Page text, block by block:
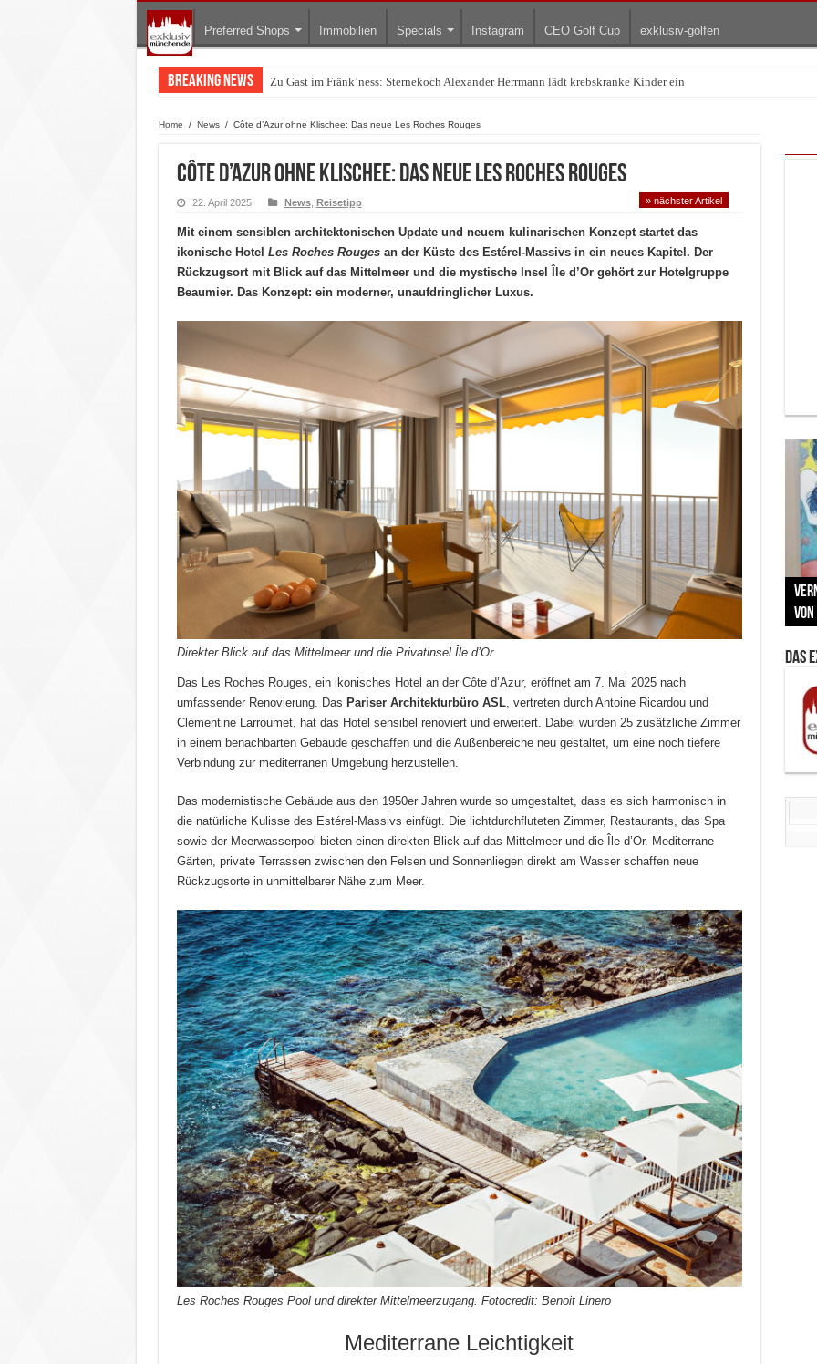
Preferred Shops Immobilien Specials Instagram CEO Golf Cup exklusiv-golfen
Breaking News Warum München gerade zum Treffpunkt der Lingerie-Branche wurde
Home / News / Côte d’Azur ohne Klischee: Das neue Les Roches Rouges
Côte d’Azur ohne Klischee: Das neue Les Roches Rouges
22. April 2025 News, Reisetipp » nächster Artikel
Mit einem sensiblen architektonischen Update und neuem kulinarischen Konzept startet das
ikonische Hotel Les Roches Rougesan der Küste des Estérel-Massivs in ein neues Kapitel. Der
Rückzugsort mit Blick auf das Mittelmeer und die mystische Insel Île d’Or gehört zur Hotelgruppe
Beaumier. Das Konzept: ein moderner, unaufdringlicher Luxus.
Direkter Blick auf das Mittelmeer und die Privatinsel Île d’Or.
Das Les Roches Rouges, ein ikonisches Hotel an der Côte d’Azur, eröffnet am 7. Mai 2025 nach
umfassender Renovierung. Das Pariser Architekturbüro ASL, vertreten durch Antoine Ricardou und
Clémentine Larroumet, hat das Hotel sensibel renoviert und erweitert. Dabei wurden 25 zusätzliche Zimmer
in einem benachbarten Gebäude geschaffen und die Außenbereiche neu gestaltet, um eine noch tiefere
Verbindung zur mediterranen Umgebung herzustellen.
Das modernistische Gebäude aus den 1950er Jahren wurde so umgestaltet, dass es sich harmonisch in
die natürliche Kulisse des Estérel-Massivs einfügt. Die lichtdurchfluteten Zimmer, Restaurants, das Spa
sowie der Meerwasserpool bieten einen direkten Blick auf das Mittelmeer und die Île d’Or. Mediterrane
Gärten, private Terrassen zwischen den Felsen und Sonnenliegen direkt am Wasser schaffen neue
Rückzugsorte in unmittelbarer Nähe zum Meer.
Les Roches Rouges Pool und direkter Mittelmeerzugang. Fotocredit: Benoit Linero
​Mediterrane Leichtigkeit
Zu
Das